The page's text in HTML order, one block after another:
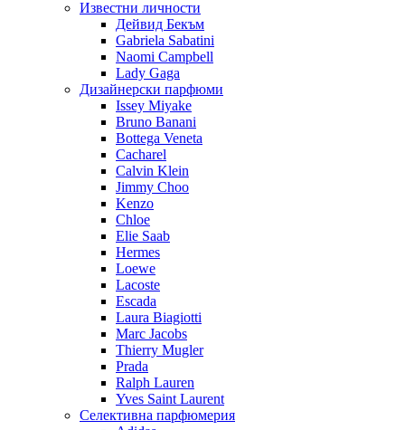
Известни личности
Дейвид Бекъм
Gabriela Sabatini
Naomi Campbell
Lady Gaga
Дизайнерски парфюми
Issey Miyake
Bruno Banani
Bottega Veneta
Cacharel
Calvin Klein
Jimmy Choo
Kenzo
Chloe
Elie Saab
Hermes
Loewe
Lacoste
Escada
Laura Biagiotti
Marc Jacobs
Thierry Mugler
Prada
Ralph Lauren
Yves Saint Laurent
Селективна парфюмерия